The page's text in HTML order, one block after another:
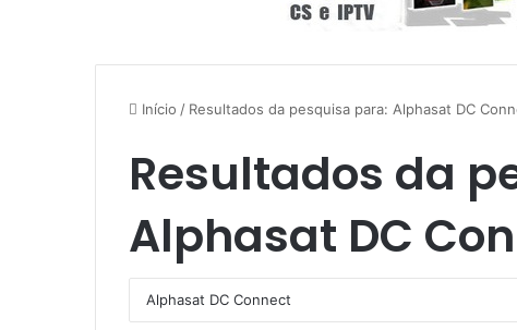
Início / Resultados da pesquisa para: Alphasat DC
Resultados da
Alphasat DC